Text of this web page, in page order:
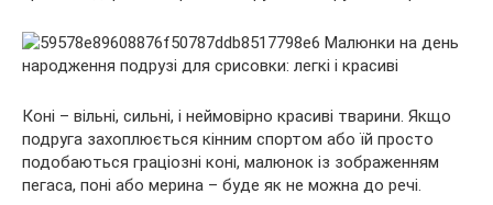
Коні – вільні, сильні, і неймовірно красиві тварини. Якщо
подруга захоплюється кінним спортом або їй просто
подобаються граціозні коні, малюнок із зображенням
пегаса, поні або мерина – буде як не можна до речі.